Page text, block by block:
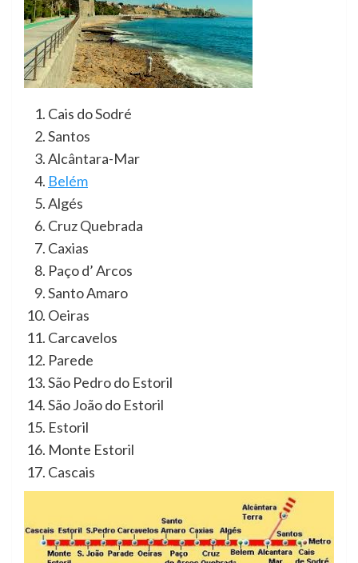
Cais do Sodré
Santos
Alcântara-Mar
Belém
Algés
Cruz Quebrada
Caxias
Paço d’ Arcos
Santo Amaro
Oeiras
Carcavelos
Parede
São Pedro do Estoril
São João do Estoril
Estoril
Monte Estoril
Cascais